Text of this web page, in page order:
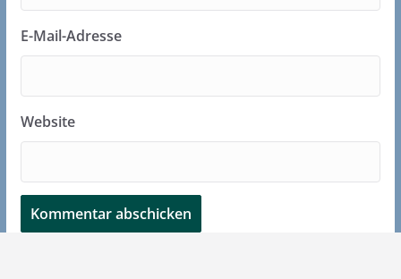
E-Mail-Adresse
Website